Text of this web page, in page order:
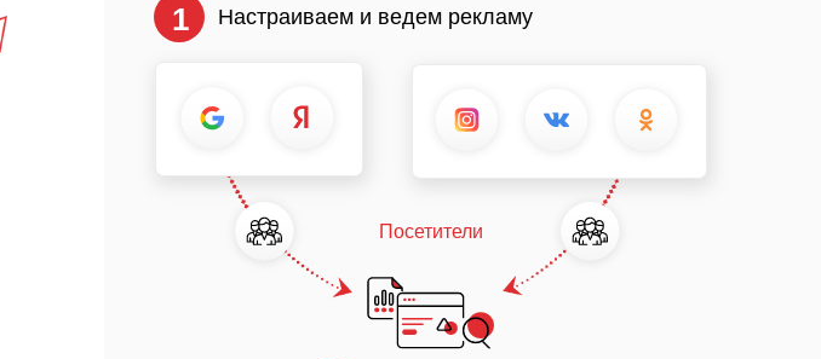
1 Настраиваем и ведем рекламу
Посетители